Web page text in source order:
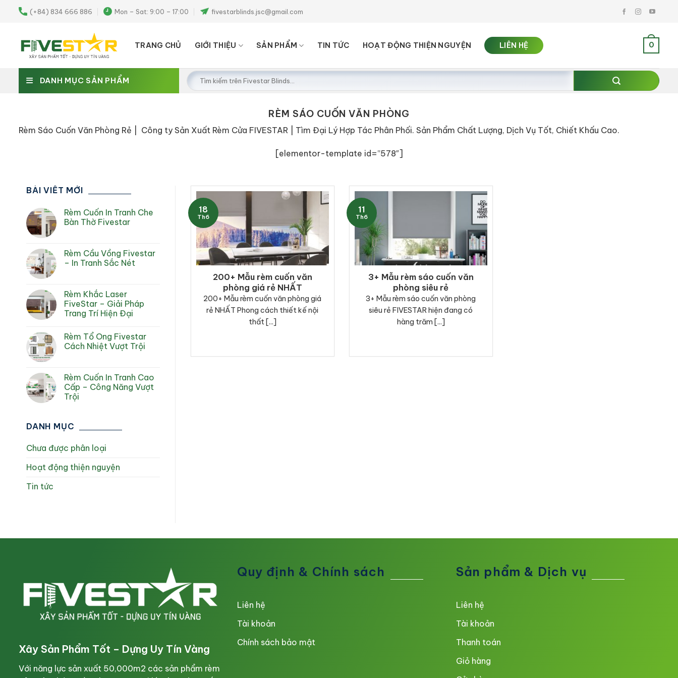
(+84) 834 666 886 Mon – Sat: 9:00 – 17:00 fivestarblinds.jsc@gmail.com
TRANG CHỦ GIỚI THIỆU SẢN PHẨM TIN TỨC HOẠT ĐỘNG THIỆN NGUYỆN LIÊN HỆ 0
DANH MỤC SẢN PHẨM
Tìm
kiếm:
RÈM SÁO CUỐN VĂN PHÒNG
Rèm Sáo Cuốn Văn Phòng Rẻ | Công ty Sản Xuất Rèm Cửa FIVESTAR | Tìm Đại Lý Hợp Tác Phân Phối. Sản Phẩm Chất Lượng, Dịch Vụ Tốt, Chiết Khấu Cao.
[elementor-template id=”578″]
BÀI VIẾT MỚI
Rèm Cuốn In Tranh Che
Bàn Thờ Fivestar
Rèm Cầu Vồng Fivestar
– In Tranh Sắc Nét
Rèm Khắc Laser
FiveStar – Giải Pháp
Trang Trí Hiện Đại
Rèm Tổ Ong Fivestar
Cách Nhiệt Vượt Trội
Rèm Cuốn In Tranh Cao
Cấp – Công Năng Vượt
Trội
DANH MỤC
Chưa được phân loại
Hoạt động thiện nguyện
Tin tức
200+ Mẫu rèm cuốn văn
phòng giá rẻ NHẤT
200+ Mẫu rèm cuốn văn phòng giá
rẻ NHẤT Phong cách thiết kế nội
thất [...]
18
Th6
3+ Mẫu rèm sáo cuốn văn
phòng siêu rẻ
3+ Mẫu rèm sáo cuốn văn phòng
siêu rẻ FIVESTAR hiện đang có
hàng trăm [...]
11
Th6
Xây Sản Phẩm Tốt – Dựng Uy Tín Vàng
Với năng lực sản xuất 50,000m2 các sản phẩm rèm
Quy định & Chính sách
Liên hệ
Tài khoản
Chính sách bảo mật
Sản phẩm & Dịch vụ
Liên hệ
Tài khoản
Thanh toán
Giỏ hàng